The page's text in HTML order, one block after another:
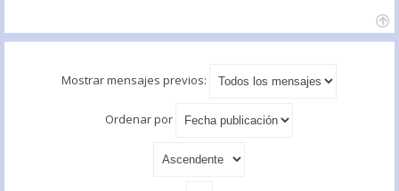
Mostrar mensajes previos:
Ordenar por